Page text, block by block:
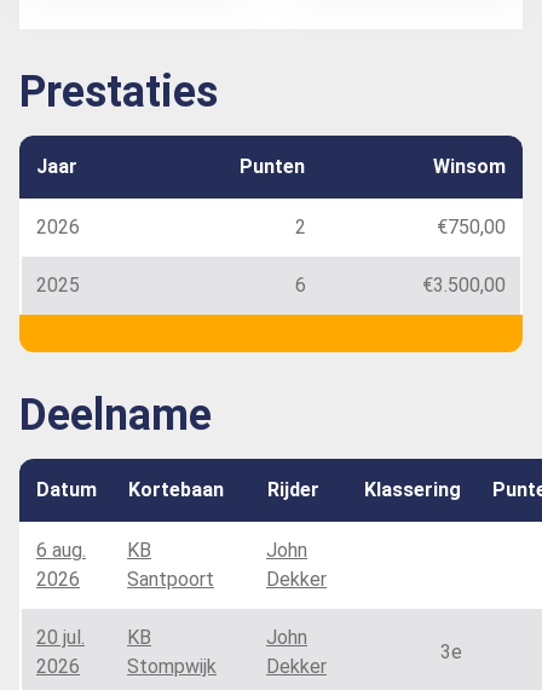
Prestaties
Jaar Punten Winsom
2026 2 €750,00
2025 6 €3.500,00
Deelname
Datum Kortebaan Rijder Klassering
6 aug.
2026
KB
Santpoort
John
Dekker
20 jul.
2026
KB
Stompwijk
John
Dekker
3e